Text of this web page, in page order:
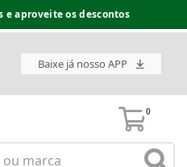
e aproveite os descontos
Baixe já nosso APP
0